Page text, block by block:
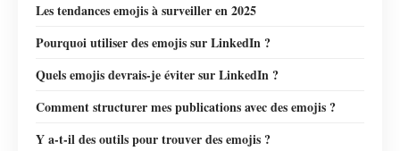
Les tendances emojis à surveiller en 2025
Pourquoi utiliser des emojis sur LinkedIn ?
Quels emojis devrais-je éviter sur LinkedIn ?
Comment structurer mes publications avec des emojis ?
Y a-t-il des outils pour trouver des emojis ?